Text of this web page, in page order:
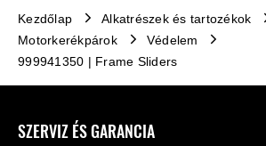
Kezdőlap
Alkatrészek és tartozékok
Motorkerékpárok
Védelem
999941350 | Frame Sliders
SZERVIZ ÉS GARANCIA